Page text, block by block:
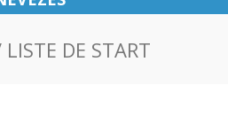
DE START